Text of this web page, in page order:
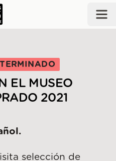
PRINCIPAL
EL MUSEO
2021
selección de